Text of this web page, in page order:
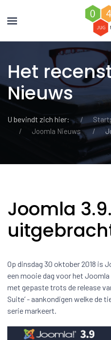
Het
Nieuws
U bevindt zich hier:
Joomla Nieuws
Joomla 3.9.
Op dinsdag 30 oktober 2018 is
een mooie dag voor het
met gepaste trots de release
Suite’ - aankondigen welke de
serie markeert.